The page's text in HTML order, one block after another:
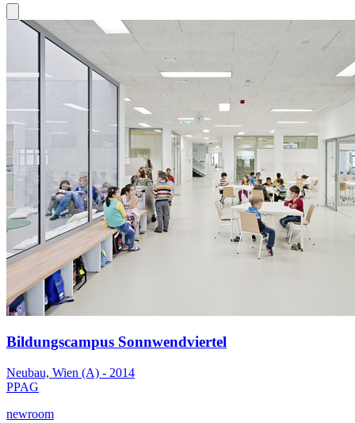
Bildungscampus Sonnwendviertel
Neubau, Wien (A) - 2014
PPAG
newroom